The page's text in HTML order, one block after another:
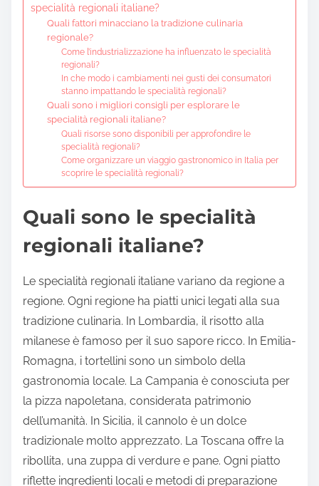
specialità regionali italiane?
Quali fattori minacciano la tradizione culinaria
regionale?
Come l’industrializzazione ha influenzato le specialità
regionali?
In che modo i cambiamenti nei gusti dei consumatori
stanno impattando le specialità regionali?
Quali sono i migliori consigli per esplorare le
specialità regionali italiane?
Quali risorse sono disponibili per approfondire le
specialità regionali?
Come organizzare un viaggio gastronomico in Italia per
scoprire le specialità regionali?
Quali sono le specialità
regionali italiane?
Le specialità regionali italiane variano da regione a
regione. Ogni regione ha piatti unici legati alla sua
tradizione culinaria. In Lombardia, il risotto alla
milanese è famoso per il suo sapore ricco. In Emilia-
Romagna, i tortellini sono un simbolo della
gastronomia locale. La Campania è conosciuta per
la pizza napoletana, considerata patrimonio
dell’umanità. In Sicilia, il cannolo è un dolce
tradizionale molto apprezzato. La Toscana offre la
ribollita, una zuppa di verdure e pane. Ogni piatto
riflette ingredienti locali e metodi di preparazione